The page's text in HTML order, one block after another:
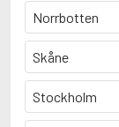
Norrbotten
Skåne
Stockholm